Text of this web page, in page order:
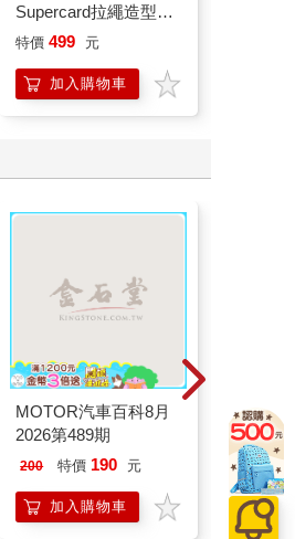
Supercard拉繩造型悠
遊卡【受託代銷】
特價 499 元
加入購物車
MOTOR汽車百科8月
2026第489期
200 特價 190 元
加入購物車
攻殼機
數位修
特價
加